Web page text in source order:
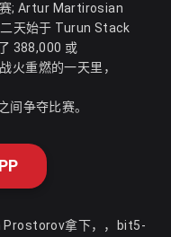
; Artur Martirosian
天始于 Turun Stack
388,000 或
火重燃的一天里，
间争夺比赛。
Prostorov拿下，，bit5-